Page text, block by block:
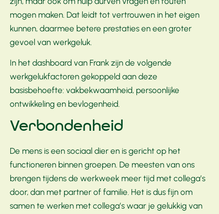
mogen maken. Dat leidt tot vertrouwen in het eigen
kunnen, daarmee betere prestaties en een groter
gevoel van werkgeluk.
In het dashboard van Frank zijn de volgende
werkgelukfactoren gekoppeld aan deze
basisbehoefte: vakbekwaamheid, persoonlijke
ontwikkeling en bevlogenheid.
Verbondenheid
De mens is een sociaal dier en is gericht op het
functioneren binnen groepen. De meesten van ons
brengen tijdens de werkweek meer tijd met collega’s
door, dan met partner of familie. Het is dus fijn om
samen te werken met collega’s waar je gelukkig van